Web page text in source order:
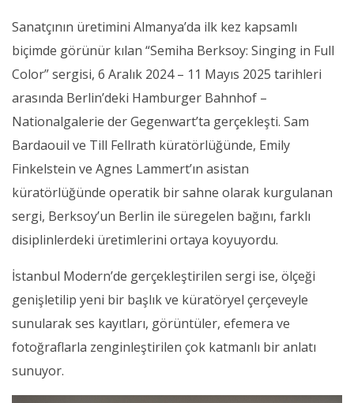
Sanatçının üretimini Almanya’da ilk kez kapsamlı
biçimde görünür kılan “Semiha Berksoy: Singing in Full
Color” sergisi, 6 Aralık 2024 – 11 Mayıs 2025 tarihleri
arasında Berlin’deki Hamburger Bahnhof –
Nationalgalerie der Gegenwart’ta gerçekleşti. Sam
Bardaouil ve Till Fellrath küratörlüğünde, Emily
Finkelstein ve Agnes Lammert’ın asistan
küratörlüğünde operatik bir sahne olarak kurgulanan
sergi, Berksoy’un Berlin ile süregelen bağını, farklı
disiplinlerdeki üretimlerini ortaya koyuyordu.
İstanbul Modern’de gerçekleştirilen sergi ise, ölçeği
genişletilip yeni bir başlık ve küratöryel çerçeveyle
sunularak ses kayıtları, görüntüler, efemera ve
fotoğraflarla zenginleştirilen çok katmanlı bir anlatı
sunuyor.